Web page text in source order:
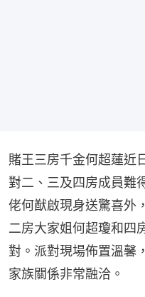
賭王三房千金何超蓮近
對二、三及四房成員難
佬何猷啟現身送驚喜外
二房大家姐何超瓊和四
對。派對現場佈置溫馨
家族關係非常融洽。